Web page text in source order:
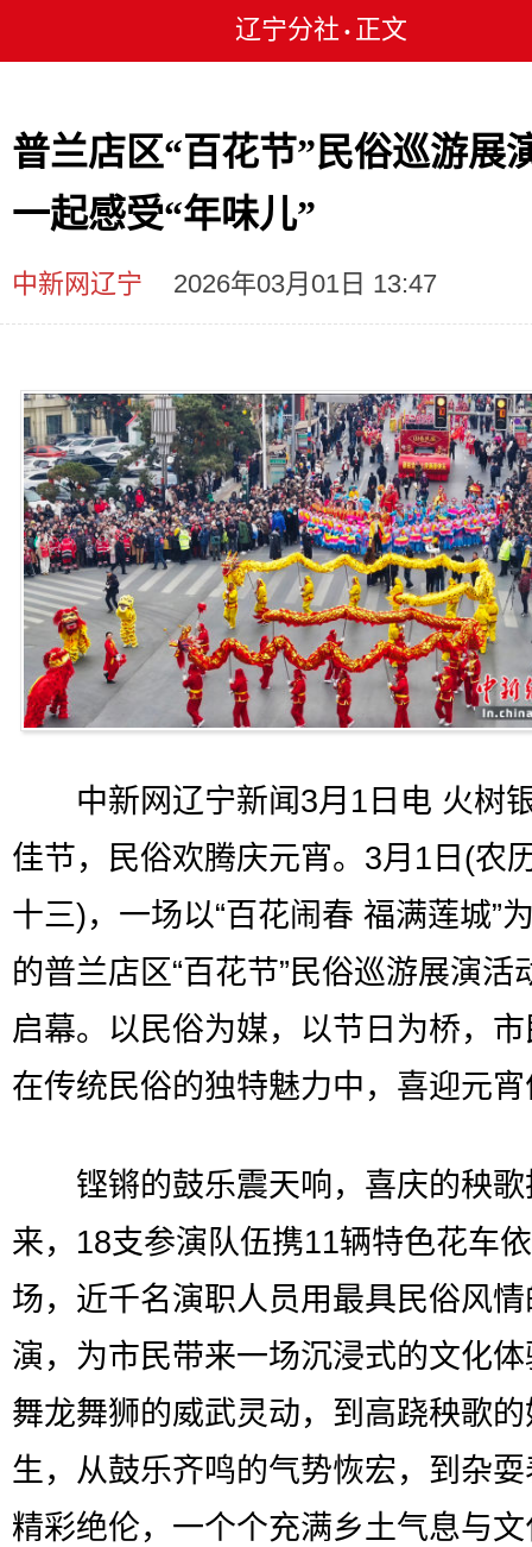
辽宁分社 • 正文
普兰店区“百花节”民俗巡游展
一起感受“年味儿”
中新网辽宁 2026年03月01日 13:47
中新网辽宁新闻3月1日电 火树
佳节，民俗欢腾庆元宵。3月1日(农
十三)，一场以“百花闹春 福满莲城”
的普兰店区“百花节”民俗巡游展演活
启幕。以民俗为媒，以节日为桥，
在传统民俗的独特魅力中，喜迎元
铿锵的鼓乐震天响，喜庆的秧歌
来，18支参演队伍携11辆特色花车
场，近千名演职人员用最具民俗风
演，为市民带来一场沉浸式的文化
舞龙舞狮的威武灵动，到高跷秧歌
生，从鼓乐齐鸣的气势恢宏，到杂
精彩绝伦，一个个充满乡土气息与